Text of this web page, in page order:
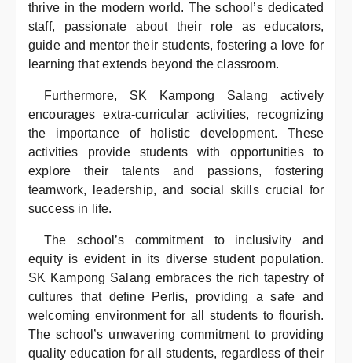
thrive in the modern world. The school’s dedicated
staff, passionate about their role as educators,
guide and mentor their students, fostering a love for
learning that extends beyond the classroom.
Furthermore, SK Kampong Salang actively
encourages extra-curricular activities, recognizing
the importance of holistic development. These
activities provide students with opportunities to
explore their talents and passions, fostering
teamwork, leadership, and social skills crucial for
success in life.
The school’s commitment to inclusivity and
equity is evident in its diverse student population.
SK Kampong Salang embraces the rich tapestry of
cultures that define Perlis, providing a safe and
welcoming environment for all students to flourish.
The school’s unwavering commitment to providing
quality education for all students, regardless of their